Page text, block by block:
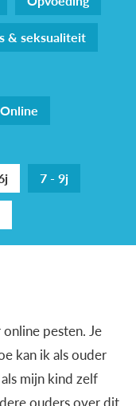
& seksualiteit
7 - 9j
pesten. Je
kan ik als ouder
mijn kind zelf
ouders over dit